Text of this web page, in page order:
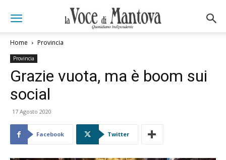
Home Provincia
Provincia
Grazie vuota, ma è boom sui
social
17 Agosto 2020
Facebook Twitter